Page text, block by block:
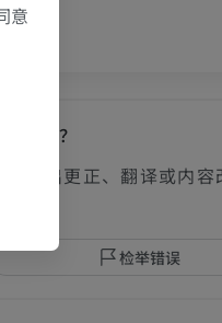
发现错误？
欢迎提出更正、翻译或内
检举错误
意